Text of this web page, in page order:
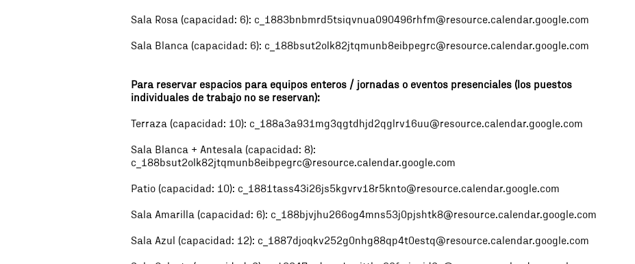
Sala Rosa (capacidad: 6): c_1883bnbmrd5tsiqvnua090496rhfm@resource.calendar.google.com
Sala Blanca (capacidad: 6): c_188bsut2olk82jtqmunb8eibpegrc@resource.calendar.google.com
Para reservar espacios para equipos enteros / jornadas o eventos presenciales (los puestos
individuales de trabajo no se reservan):
Terraza (capacidad: 10): c_188a3a931mg3qgtdhjd2qglrv16uu@resource.calendar.google.com
Sala Blanca + Antesala (capacidad: 8):
c_188bsut2olk82jtqmunb8eibpegrc@resource.calendar.google.com
Patio (capacidad: 10): c_1881tass43i26js5kgvrv18r5knto@resource.calendar.google.com
Sala Amarilla (capacidad: 6): c_188bjvjhu266og4mns53j0pjshtk8@resource.calendar.google.com
Sala Azul (capacidad: 12): c_1887djoqkv252g0nhg88qp4t0estq@resource.calendar.google.com